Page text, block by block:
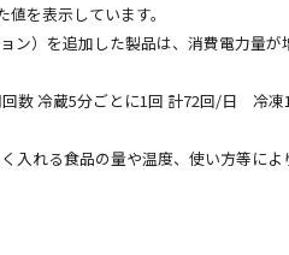
を表示しています。
ン）を追加した製品は、消費電力量が
冷蔵5分ごとに1回 計72回/日 冷凍
入れる食品の量や温度、使い方等によ